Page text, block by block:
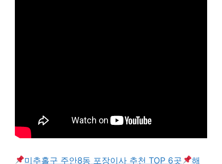
미추홀구 주안8동 포장이사 추천 TOP 6곳
해